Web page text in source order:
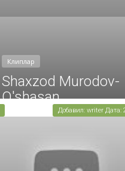
Клиплар
Shaxzod Murodov-
O'shasan
Добавил: writer Дата: